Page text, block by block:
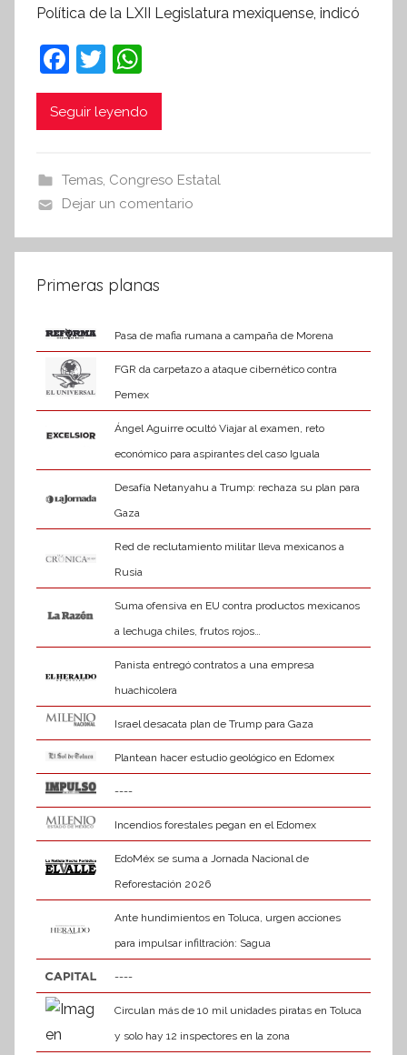
í
I
o
t
Política de la LXII Legislatura mexiquense, indicó
F
a
c
b
o
o
k
T
w
itt
h
at
A
p
p
Seguir leyendo
Temas, Congreso Estatal
Dejar un comentario
Primeras planas
Pasa de mafia rumana a campaña de Morena
FGR da carpetazo a ataque cibernético contra
Pemex
Ángel Aguirre ocultó Viajar al examen, reto
económico para aspirantes del caso Iguala
Desafía Netanyahu a Trump: rechaza su plan para
Gaza
Red de reclutamiento militar lleva mexicanos a
Rusia
Suma ofensiva en EU contra productos mexicanos
a lechuga chiles, frutos rojos…
Panista entregó contratos a una empresa
huachicolera
Israel desacata plan de Trump para Gaza
Plantean hacer estudio geológico en Edomex
----
Incendios forestales pegan en el Edomex
EdoMéx se suma a Jornada Nacional de
Reforestación 2026
Ante hundimientos en Toluca, urgen acciones
para impulsar infiltración: Sagua
----
Circulan más de 10 mil unidades piratas en Toluca
y solo hay 12 inspectores en la zona